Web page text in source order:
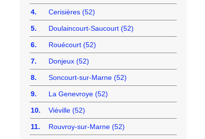
4. Cerisières (52)
5. Doulaincourt-Saucourt (52)
6. Rouécourt (52)
7. Donjeux (52)
8. Soncourt-sur-Marne (52)
9. La Genevroye (52)
10. Viéville (52)
11. Rouvroy-sur-Marne (52)